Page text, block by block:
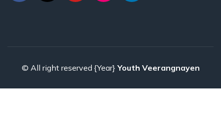
© All right reserved {Year} Youth Veerangnayen